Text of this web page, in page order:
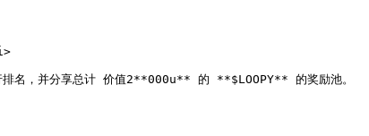
名，并分享总计 价值2**000u** 的 **$LOOPY** 的奖励池。